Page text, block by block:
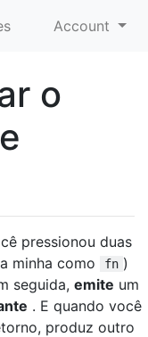
Account
o
pressionou duas
minha como
fn )
seguida, emite um
. E quando você
produz outro